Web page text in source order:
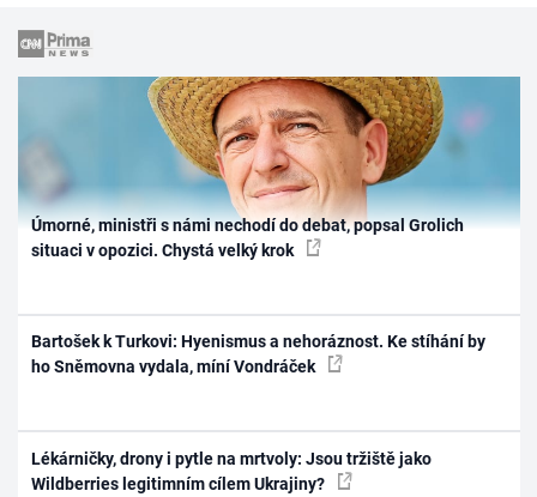
Úmorné, ministři s námi nechodí do debat, popsal Grolich
situaci v opozici. Chystá velký krok
Bartošek k Turkovi: Hyenismus a nehoráznost. Ke stíhání by
ho Sněmovna vydala, míní Vondráček
Lékárničky, drony i pytle na mrtvoly: Jsou tržiště jako
Wildberries legitimním cílem Ukrajiny?